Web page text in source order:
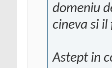
domeniu
cineva si il
Astept in